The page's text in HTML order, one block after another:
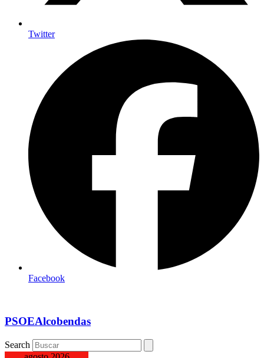
Twitter
Facebook
PSOEAlcobendas
Search